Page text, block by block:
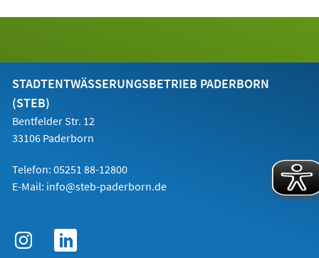
STADTENTWÄSSERUNGSBETRIEB PADERBORN
(STEB)
Bentfelder Str. 12
33106 Paderborn
Telefon: 05251 88-12800
E-Mail: info@steb-paderborn.de